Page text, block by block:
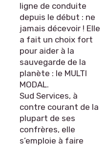
ligne de conduite
depuis le début : ne
jamais décevoir ! Elle
a fait un choix fort
pour aider à la
sauvegarde de la
planète : le MULTI
MODAL.
Sud Services, à
contre courant de la
plupart de ses
confrères, elle
s’emploie à faire